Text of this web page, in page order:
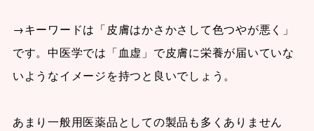
→キーワードは「皮膚はかさかさして色つやが悪く」
です。中医学では「血虚」で皮膚に栄養が届いていな
いようなイメージを持つと良いでしょう。
あまり一般用医薬品としての製品も多くありません